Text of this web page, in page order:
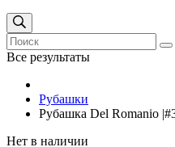
Все результаты
Рубашки
Рубашка Del Romanio
Нет в наличии